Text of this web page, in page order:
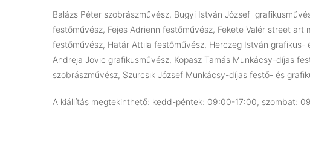
Balázs Péter szobrászművész, Bugyi István József
festőművész, Fejes Adrienn festőművész, Fekete Valér street
festőművész, Határ Attila festőművész, Herczeg István
Andreja Jovic grafikusművész, Kopasz Tamás Munkácsy-díjas
szobrászművész, Szurcsik József Munkácsy-díjas festő- és
A kiállítás megtekinthető: kedd-péntek: 09:00-17:00, szombat: